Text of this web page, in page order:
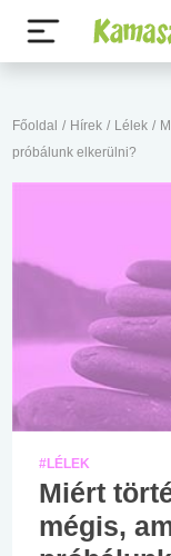
Főoldal / Hírek / Lélek /
próbálunk elkerülni?
#LÉLEK
Miért
mégis,